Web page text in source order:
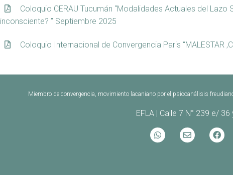
Coloquio CERAU Tucumán “Modalidades Actuales del Lazo
inconsciente? ” Septiembre 2025
Coloquio Internacional de Convergencia Paris “MALESTAR
Miembro de convergencia, movimiento lacaniano por el psicoanálisis
EFLA | Calle 7 N° 239 e/